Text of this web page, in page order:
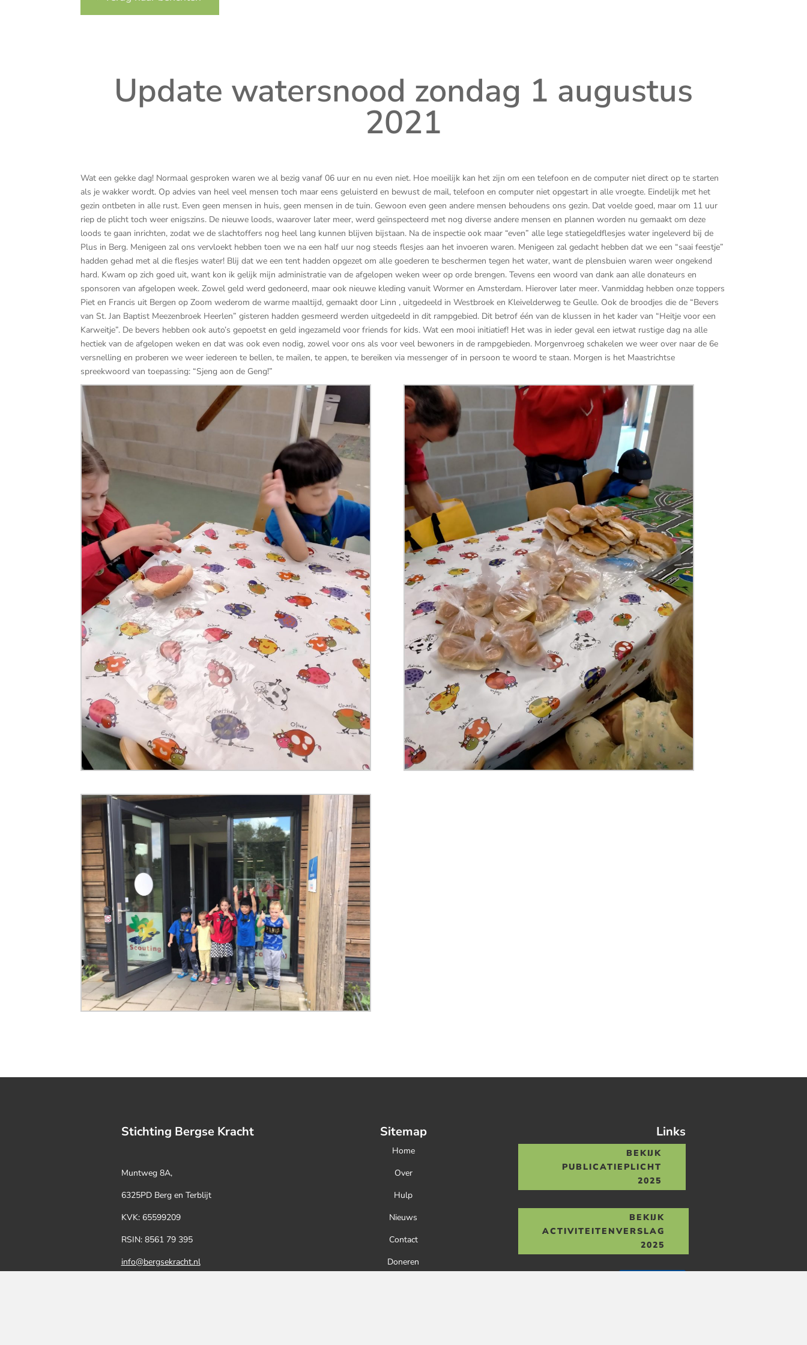
Update watersnood zondag 1 augustus
2021
Wat een gekke dag! Normaal gesproken waren we al bezig vanaf 06 uur en nu even niet. Hoe moeilijk kan het zijn om een telefoon en de computer niet direct op te starten
als je wakker wordt. Op advies van heel veel mensen toch maar eens geluisterd en bewust de mail, telefoon en computer niet opgestart in alle vroegte. Eindelijk met het
gezin ontbeten in alle rust. Even geen mensen in huis, geen mensen in de tuin. Gewoon even geen andere mensen behoudens ons gezin. Dat voelde goed, maar om 11 uur
riep de plicht toch weer enigszins. De nieuwe loods, waarover later meer, werd geïnspecteerd met nog diverse andere mensen en plannen worden nu gemaakt om deze
loods te gaan inrichten, zodat we de slachtoffers nog heel lang kunnen blijven bijstaan. Na de inspectie ook maar “even” alle lege statiegeldflesjes water ingeleverd bij de
Plus in Berg. Menigeen zal ons vervloekt hebben toen we na een half uur nog steeds flesjes aan het invoeren waren. Menigeen zal gedacht hebben dat we een “saai feestje”
hadden gehad met al die flesjes water! Blij dat we een tent hadden opgezet om alle goederen te beschermen tegen het water, want de plensbuien waren weer ongekend
hard. Kwam op zich goed uit, want kon ik gelijk mijn administratie van de afgelopen weken weer op orde brengen. Tevens een woord van dank aan alle donateurs en
sponsoren van afgelopen week. Zowel geld werd gedoneerd, maar ook nieuwe kleding vanuit Wormer en Amsterdam. Hierover later meer. Vanmiddag hebben onze toppers
Piet en Francis uit Bergen op Zoom wederom de warme maaltijd, gemaakt door Linn , uitgedeeld in Westbroek en Kleivelderweg te Geulle. Ook de broodjes die de “Bevers
van St. Jan Baptist Meezenbroek Heerlen” gisteren hadden gesmeerd werden uitgedeeld in dit rampgebied. Dit betrof één van de klussen in het kader van “Heitje voor een
Karweitje”. De bevers hebben ook auto’s gepoetst en geld ingezameld voor friends for kids. Wat een mooi initiatief! Het was in ieder geval een ietwat rustige dag na alle
hectiek van de afgelopen weken en dat was ook even nodig, zowel voor ons als voor veel bewoners in de rampgebieden. Morgenvroeg schakelen we weer over naar de 6e
versnelling en proberen we weer iedereen te bellen, te mailen, te appen, te bereiken via messenger of in persoon te woord te staan. Morgen is het Maastrichtse
spreekwoord van toepassing: “Sjeng aon de Geng!”
Stichting Bergse Kracht
Muntweg 8A,
6325PD Berg en Terblijt
KVK: 65599209
RSIN: 8561 79 395
info@bergsekracht.nl
Sitemap
Home
Over
Hulp
Nieuws
Contact
Doneren
Links
BEKIJK
PUBLICATIEPLICHT
2025
BEKIJK
ACTIVITEITENVERSLAG
2025